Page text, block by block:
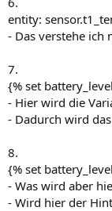
entity:
- Das verstehe ich
7.
{% set
- Hier wird die
- Dadurch wird
8.
{% set
- Was wird aber
- Wird hier der